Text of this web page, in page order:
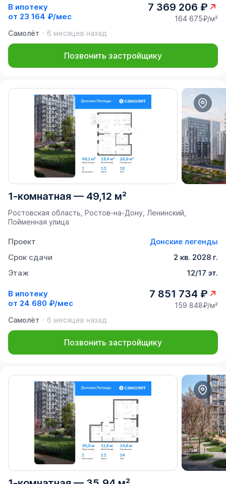
В ипотеку
от 23 164 ₽/мес
7 369 206 ₽
164 675₽/м²
Самолёт
6 месяцев назад
Позвонить застройщику
1-комнатная — 49,12 м²
Ростовская область, Ростов-на-Дону, Ленинский,
Пойменная улица
Проект
Донские легенды
Срок сдачи
2 кв. 2028 г.
Этаж
12/17 эт.
В ипотеку
от 24 680 ₽/мес
7 851 734 ₽
159 848₽/м²
Самолёт
6 месяцев назад
Позвонить застройщику